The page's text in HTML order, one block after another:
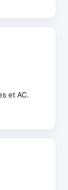
et AC.